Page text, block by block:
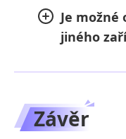
Je možné
jiného
Závěr